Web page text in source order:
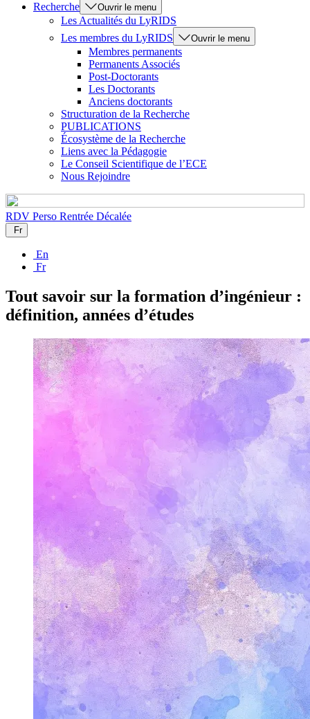
Recherche
Ouvrir le menu
Les Actualités du LyRIDS
Les membres du LyRIDS
Ouvrir le menu
Membres permanents
Permanents Associés
Post-Doctorants
Les Doctorants
Anciens doctorants
Structuration de la Recherche
PUBLICATIONS
Écosystème de la Recherche
Liens avec la Pédagogie
Le Conseil Scientifique de l’ECE
Nous Rejoindre
RDV Perso Rentrée Décalée
Fr
En
Fr
Tout savoir sur la formation d’ingénieur :
définition, années d’études